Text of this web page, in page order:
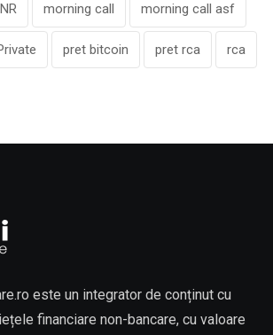
morning call morning call asf
pret bitcoin pret rca rca
este un integrator de conținut cu
financiare non-bancare, cu valoare